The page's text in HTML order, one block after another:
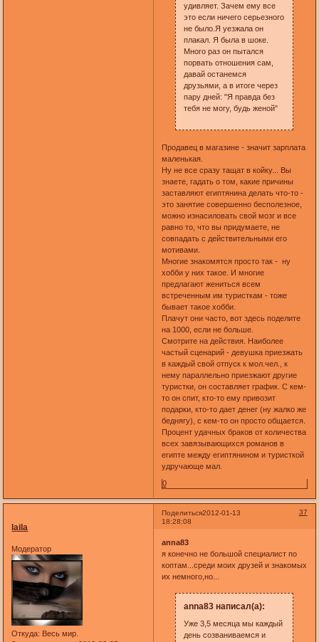
удивляет. Зачем ему все
это если ничего серьезного
не было.Я уезжала он
плакал. Я была в шоке.
Много раз он пытался
порвать отношения сам,
давай останемся
друзьями, а в итоге через
пару дней: "Я правда без
тебя не могу, будь женой"
Продавец в магазине - значит зарплата
маленькая.
Ну не все сразу тащат в койку... Вы
знаете, гадать о том, какие причины
заставляют египтянина делать что-то -
это занятие совершенно бесполезное,
можно изнасиловать свой мозг и все
равно то, что вы придумаете, не
совпадать с действительными его
мотивами.
Многие знакомятся просто так - ну
хобби у них такое. И многие
предлагают жениться всем
встреченным им туристкам - тоже
бывает такое хобби.
Плачут они часто, вот здесь поделите
на 1000, если не больше.
Смотрите на действия. Наиболее
частый сценарий - девушка приезжать
в каждый свой отпуск к мол.чел., к
нему параллельно приезжают другие
туристки, он составляет график. С кем-
то он спит, кто-то ему привозит
подарки, кто-то дает денег (ну жалко же
беднягу), с кем-то он просто общается.
Процент удачных браков от количества
всех завязывающихся романов в
египте между египтянином и туристкой
удручающе мал.
0
Поделиться 37
2012-01-13
18:28:08
laila
Модератор
Откуда: Весь мир.
anna83
я конечно не большой специалист по
коптам...среди моих друзей и знакомых
их немного,но...
anna83 написал(а):
Уже 3,5 месяца мы каждый
день созваниваемся и